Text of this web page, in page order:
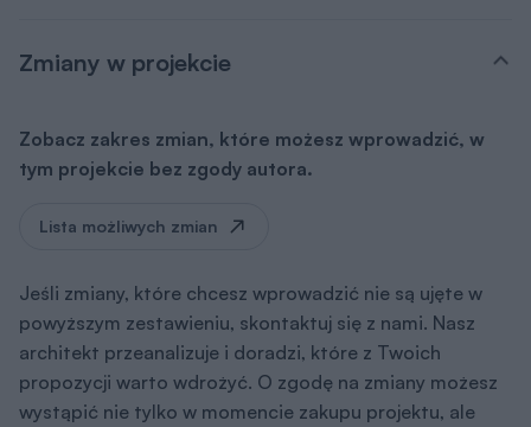
Zmiany w projekcie
Zobacz zakres zmian, które możesz wprowadzić, w
tym projekcie bez zgody autora.
Lista możliwych zmian
Jeśli zmiany, które chcesz wprowadzić nie są ujęte w
powyższym zestawieniu, skontaktuj się z nami. Nasz
architekt przeanalizuje i doradzi, które z Twoich
propozycji warto wdrożyć. O zgodę na zmiany możesz
wystąpić nie tylko w momencie zakupu projektu, ale